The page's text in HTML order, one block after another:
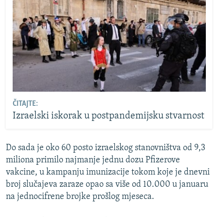
ČITAJTE:
Izraelski iskorak u postpandemijsku stvarnost
Do sada je oko 60 posto izraelskog stanovništva od 9,3
miliona primilo najmanje jednu dozu Pfizerove
vakcine, u kampanju imunizacije tokom koje je dnevni
broj slučajeva zaraze opao sa više od 10.000 u januaru
na jednocifrene brojke prošlog mjeseca.